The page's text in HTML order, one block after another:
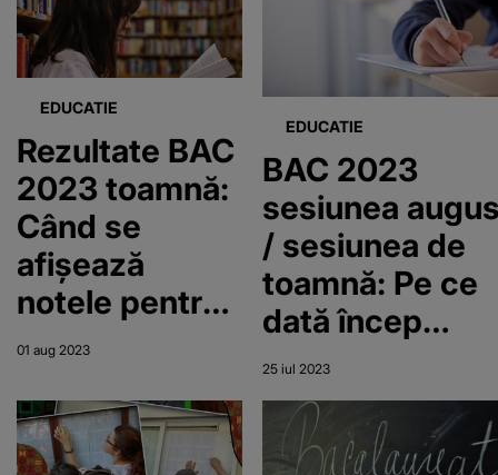
EDUCATIE
Rezultate BAC
2023 toamnă:
Când se
afișează
notele pentru
sesiunea a
examenul de
Bacalaureat?
01 aug 2023
EDUCATIE
BAC 2023
sesiunea
/ sesiunea de
toamnă: Pe ce
dată încep
examenele
scrise?
25 iul 2023